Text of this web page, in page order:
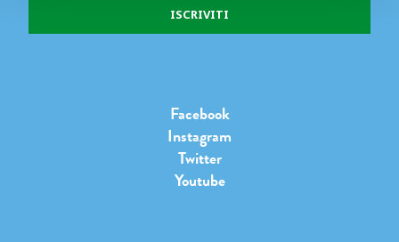
Facebook
Instagram
Twitter
Youtube